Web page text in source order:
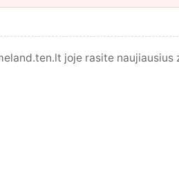
joje rasite naujiausius